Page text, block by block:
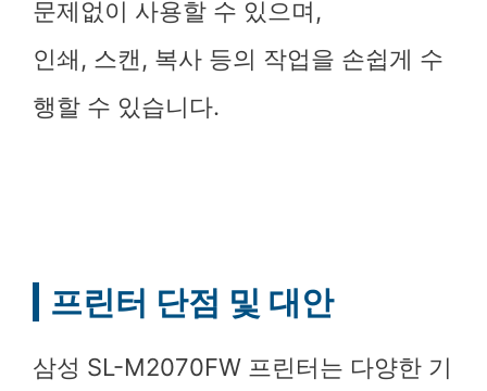
문제없이 사용할 수 있으며,
인쇄, 스캔, 복사 등의 작업을 손쉽게 수
행할 수 있습니다.
프린터 단점 및 대안
삼성 SL-M2070FW 프린터는 다양한 기